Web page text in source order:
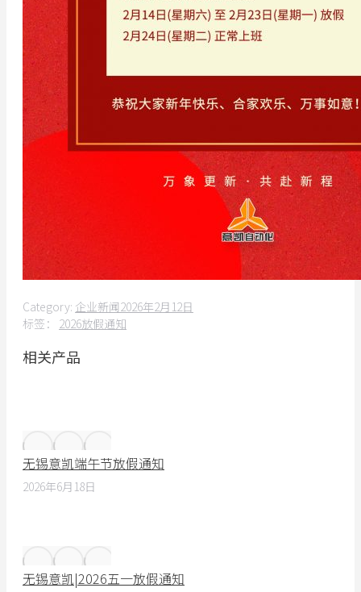
Category: 企业新闻2026年2月12日
标签： 2026放假通知
相关产品
无锡意凯端午节放假通知
2026年6月18日
无锡意凯|2026五一放假通知